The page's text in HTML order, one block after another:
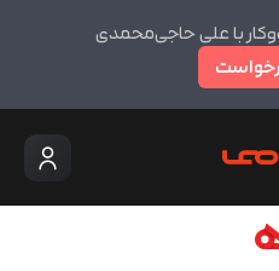
با علی حاجی‌محمدی